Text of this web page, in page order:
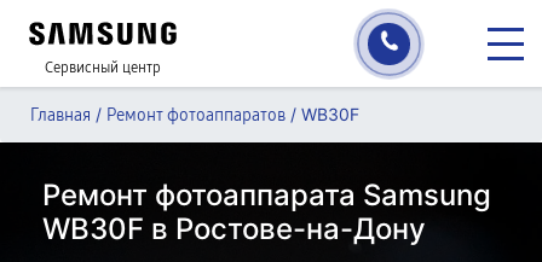
Сервисный центр
Главная / Ремонт фотоаппаратов / WB30F
Ремонт фотоаппарата Samsung
WB30F в Ростове-на-Дону